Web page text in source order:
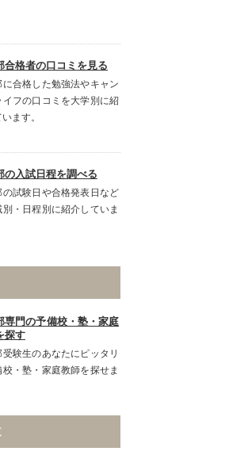
合格者の口コミを見る
に合格した勉強法やキャン
イフの口コミを大学別に紹
ます。
の入試日程を調べる
の試験日や合格発表日など
別・日程別に紹介していま
専門の予備校・塾・家庭
探す
受験生のあなたにピッタリ
校・塾・家庭教師を探せま